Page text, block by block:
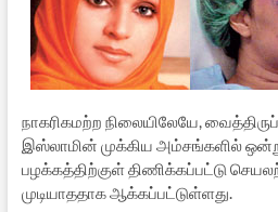
நாகரிகமற்ற நிலையிலேயே,
இஸ்லாமின் முக்கிய அம்சங்களில்
பழக்கத்திற்குள் திணிக்கப்பட்டு
முடியாததாக ஆக்கப்பட்டுள்ளது.